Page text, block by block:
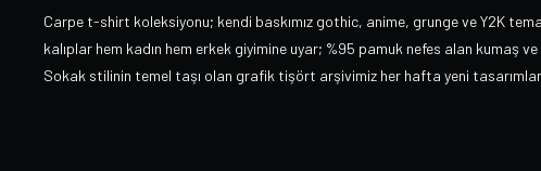
Carpe t-shirt koleksiyonu; kendi baskımız gothic, anime, grunge ve Y2K
kalıplar hem kadın hem erkek giyimine uyar; %95 pamuk nefes alan kumaş
Sokak stilinin temel taşı olan grafik tişört arşivimiz her hafta yeni